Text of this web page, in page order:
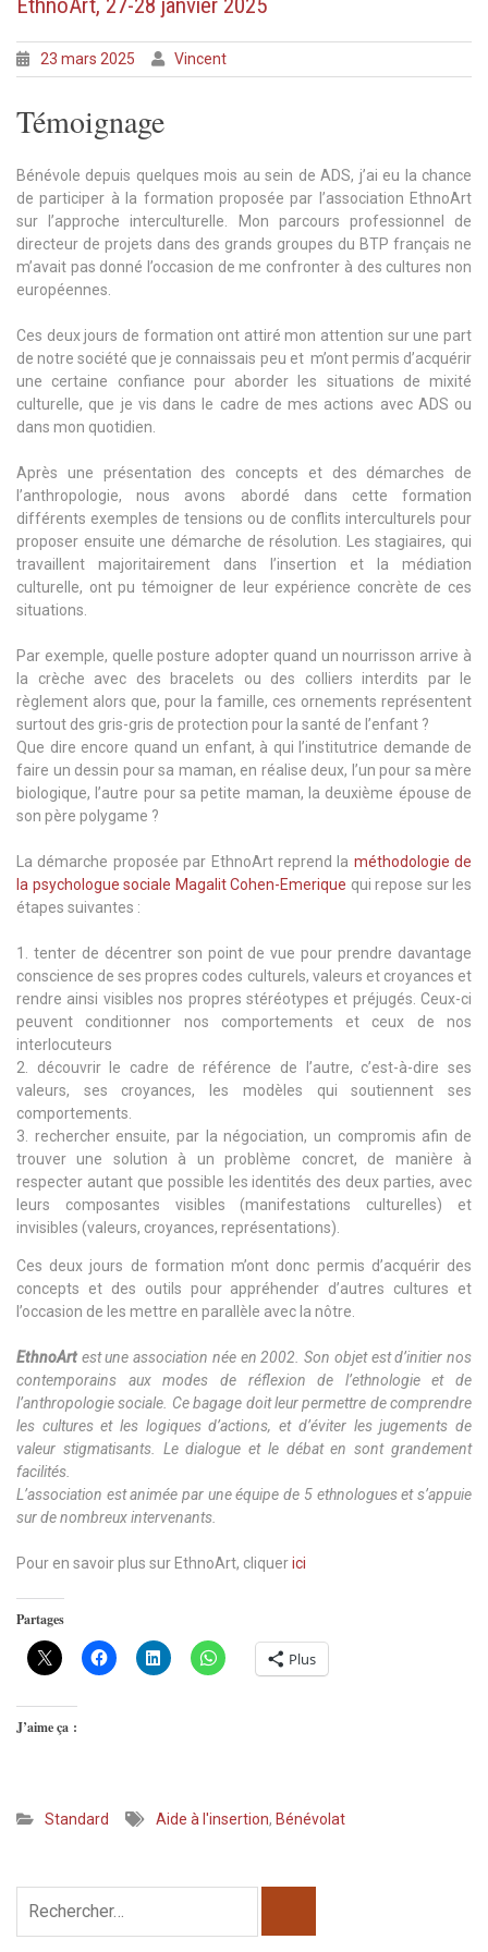
23 mars 2025 Vincent
Témoignage
Bénévole depuis quelques mois au sein de ADS, j’ai eu la chance
de participer à la formation proposée par l’association EthnoArt
sur l’approche interculturelle. Mon parcours professionnel de
directeur de projets dans des grands groupes du BTP français ne
m’avait pas donné l’occasion de me confronter à des cultures non
européennes.
Ces deux jours de formation ont attiré mon attention sur une part
de notre société que je connaissais peu et m’ont permis d’acquérir
une certaine confiance pour aborder les situations de mixité
culturelle, que je vis dans le cadre de mes actions avec ADS ou
dans mon quotidien.
Après une présentation des concepts et des démarches de
l’anthropologie, nous avons abordé dans cette formation
différents exemples de tensions ou de conflits interculturels pour
proposer ensuite une démarche de résolution. Les stagiaires, qui
travaillent majoritairement dans l’insertion et la médiation
culturelle, ont pu témoigner de leur expérience concrète de ces
situations.
Par exemple, quelle posture adopter quand un nourrisson arrive à
la crèche avec des bracelets ou des colliers interdits par le
règlement alors que, pour la famille, ces ornements représentent
surtout des gris-gris de protection pour la santé de l’enfant ?
Que dire encore quand un enfant, à qui l’institutrice demande de
faire un dessin pour sa maman, en réalise deux, l’un pour sa mère
biologique, l’autre pour sa petite maman, la deuxième épouse de
son père polygame ?
La démarche proposée par EthnoArt reprend la méthodologie de
la psychologue sociale Magalit Cohen-Emerique qui repose sur les
étapes suivantes :
tenter de décentrer son point de vue pour prendre davantage
conscience de ses propres codes culturels, valeurs et croyances et
rendre ainsi visibles nos propres stéréotypes et préjugés. Ceux-ci
peuvent conditionner nos comportements et ceux de nos
interlocuteurs
découvrir le cadre de référence de l’autre, c’est-à-dire ses
valeurs, ses croyances, les modèles qui soutiennent ses
comportements.
rechercher ensuite, par la négociation, un compromis afin de
trouver une solution à un problème concret, de manière à
respecter autant que possible les identités des deux parties, avec
leurs composantes visibles (manifestations culturelles) et
invisibles (valeurs, croyances, représentations).
Ces deux jours de formation m’ont donc permis d’acquérir des
concepts et des outils pour appréhender d’autres cultures et
l’occasion de les mettre en parallèle avec la nôtre.
EthnoArt est une association née en 2002. Son objet est d’initier nos
contemporains aux modes de réflexion de l’ethnologie et de
l’anthropologie sociale. Ce bagage doit leur permettre de comprendre
les cultures et les logiques d’actions, et d’éviter les jugements de
valeur stigmatisants. Le dialogue et le débat en sont grandement
facilités.
L’association est animée par une équipe de 5 ethnologues et s’appuie
sur de nombreux intervenants.
Pour en savoir plus sur EthnoArt, cliquerici
Partages
Plus
J’aime ça :
Standard Aide à l'insertion, Bénévolat